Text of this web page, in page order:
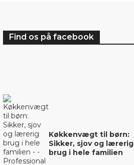
Find os på facebook
Køkkenvægt til børn:
Sikker, sjov og lærerig
brug i hele familien